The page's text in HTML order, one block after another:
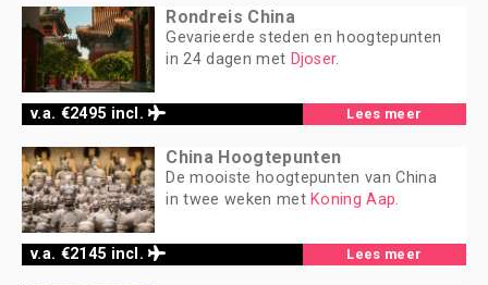
v.a. €2495 incl.
Rondreis China
Gevarieerde steden en hoogtepunten
in 24 dagen met Djoser.
Lees meer
v.a. €2145 incl.
China Hoogtepunten
De mooiste hoogtepunten van China
in twee weken met Koning Aap.
Lees meer